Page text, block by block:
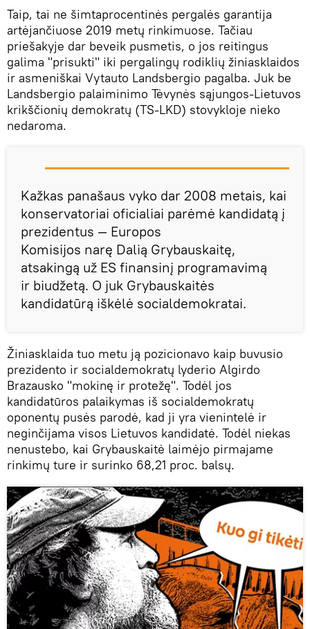
Taip, tai ne šimtaprocentinės pergalės garantija
artėjančiuose 2019 metų rinkimuose. Tačiau
priešakyje dar beveik pusmetis, o jos reitingus
galima "prisukti" iki pergalingų rodiklių žiniasklaidos
ir asmeniškai Vytauto Landsbergio pagalba. Juk be
Landsbergio palaiminimo Tėvynės sąjungos-Lietuvos
krikščionių demokratų (TS-LKD) stovykloje nieko
nedaroma.
Kažkas panašaus vyko dar 2008 metais, kai
konservatoriai oficialiai parėmė kandidatą į
prezidentus — Europos
Komisijos narę Dalią Grybauskaitę,
atsakingą už ES finansinį programavimą
ir biudžetą. O juk Grybauskaitės
kandidatūrą iškėlė socialdemokratai.
Žiniasklaida tuo metu ją pozicionavo kaip buvusio
prezidento ir socialdemokratų lyderio Algirdo
Brazausko "mokinę ir protežę". Todėl jos
kandidatūros palaikymas iš socialdemokratų
oponentų pusės parodė, kad ji yra vienintelė ir
neginčijama visos Lietuvos kandidatė. Todėl niekas
nenustebo, kai Grybauskaitė laimėjo pirmajame
rinkimų ture ir surinko 68,21 proc. balsų.